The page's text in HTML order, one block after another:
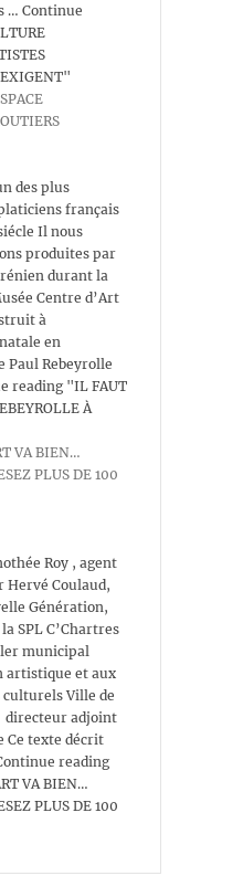
… Continue
des plus
français
Il nous
produites par
durant la
Centre d’Art
à
en
Paul Rebeyrolle
reading "IL FAUT
À
VA BIEN…
PLUS DE 100
Roy , agent
Hervé Coulaud,
Génération,
SPL C’Chartres
municipal
artistique et aux
Ville de
directeur adjoint
Ce texte décrit
reading
VA BIEN…
PLUS DE 100